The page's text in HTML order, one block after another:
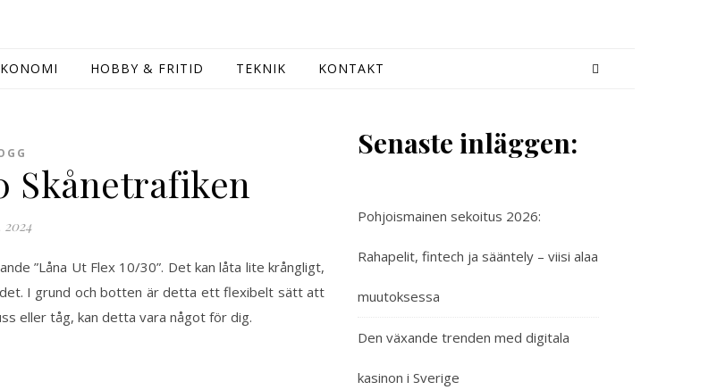
HOBBY & FRITID TEKNIK KONTAKT
Skånetrafiken
”Låna Ut Flex 10/30”. Det kan låta lite krångligt,
I grund och botten är detta ett flexibelt sätt att
eller tåg, kan detta vara något för dig.
Senaste inläggen:
Pohjoismainen sekoitus 2026:
Rahapelit, fintech ja sääntely – viisi alaa
muutoksessa
Den växande trenden med digitala
kasinon i Sverige